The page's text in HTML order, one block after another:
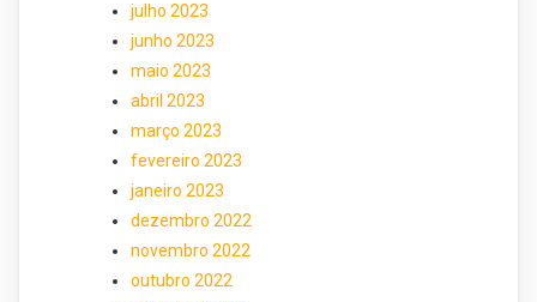
julho 2023
junho 2023
maio 2023
abril 2023
março 2023
fevereiro 2023
janeiro 2023
dezembro 2022
novembro 2022
outubro 2022